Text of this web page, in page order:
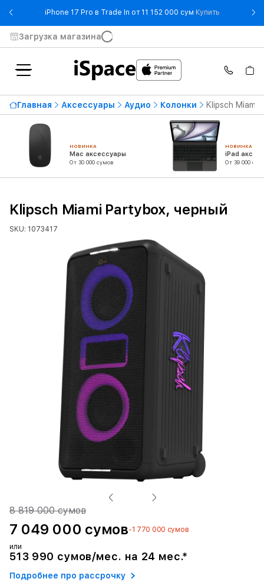
iPhone 17 Pro в Trade In от 11 152 000 сум Купить- iPhone 17
Загрузка магазина
Главная Аксессуары Аудио Колонки Klipsch Miami
НОВИНКА
Mac аксессуары
От 30 000 сумов
НОВИНКА
iPad
От 39 000
Klipsch Miami Partybox, черный
SKU: 1073417
8 819 000 сумов
7 049 000 сумов-1 770 000 сумов
или
513 990 сумов/мес. на 24 мес.*
Подробнее про рассрочку